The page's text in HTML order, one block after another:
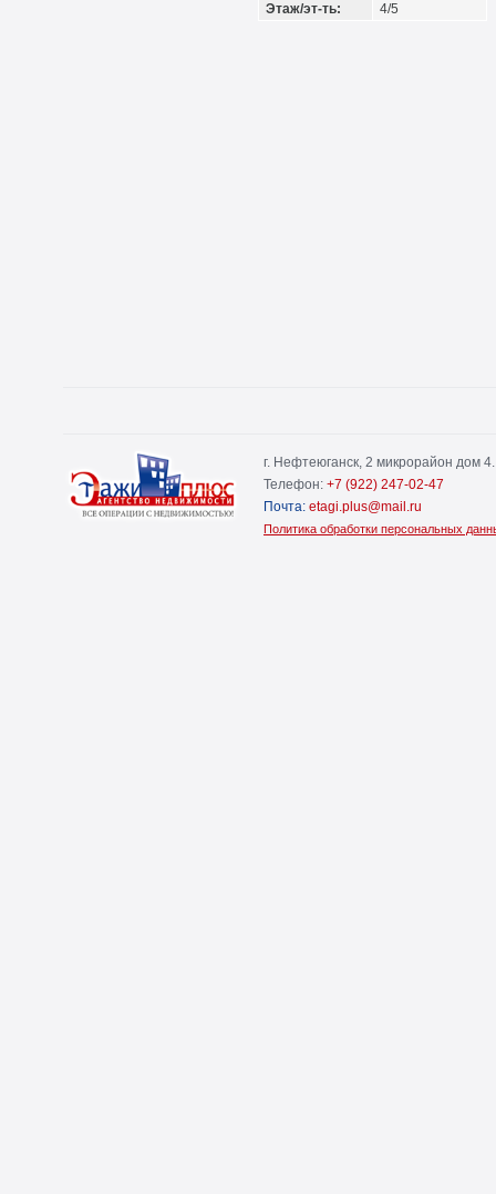
Этаж/эт-ть:
4/5
г. Нефтеюганск, 2 микрорайон дом 4.
Телефон: +7 (922) 247-02-47
Почта: etagi.plus@mail.ru
Политика обработки персональных